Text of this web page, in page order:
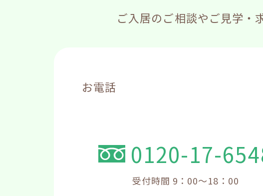
ご入居のご相談やご見学・
お電話
0120-17-
受付時間 9：00～18：00